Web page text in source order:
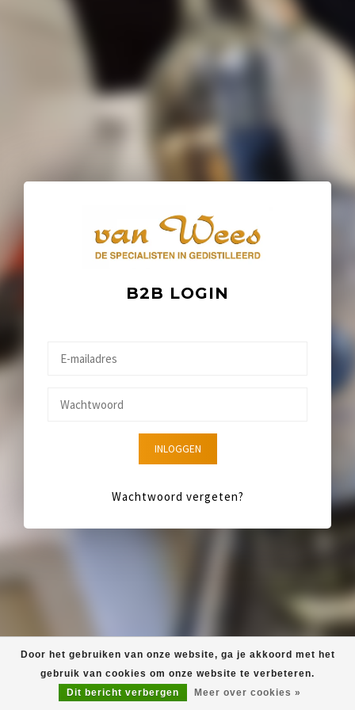
B2B LOGIN
INLOGGEN
Wachtwoord vergeten?
Door het gebruiken van onze website, ga je akkoord met het
gebruik van cookies om onze website te verbeteren.
Dit bericht verbergen
Meer over cookies »